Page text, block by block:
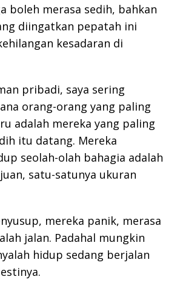
boleh merasa sedih, bahkan
diingatkan pepatah ini
kesadaran di
pribadi, saya sering
orang-orang yang paling
adalah mereka yang paling
itu datang. Mereka
seolah-olah bahagia adalah
satu-satunya ukuran
mereka panik, merasa
jalan. Padahal mungkin
hidup sedang berjalan